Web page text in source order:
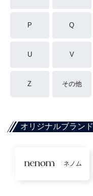
P Q
U V
Z その他
オリジナルブランド
ネノム